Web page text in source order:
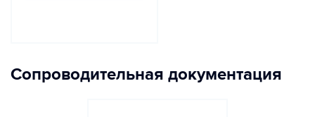
Сопроводительная документация